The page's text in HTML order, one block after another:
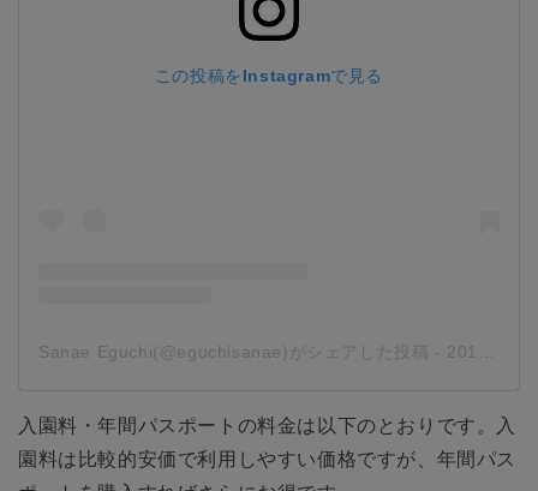
この投稿をInstagramで見る
Sanae Eguchi(@eguchisanae)がシェアした投稿 - 2019年11月月20日午後10時03分PST
入園料・年間パスポートの料金は以下のとおりです。入
園料は比較的安価で利用しやすい価格ですが、年間パス